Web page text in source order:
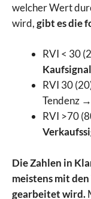
welcher Wert
wird,gibt es die
RVI < 30
Kaufsignal
RVI 30
Tendenz →
RVI >70
Die Zahlen in
meistens mit
gearbeitet wird.